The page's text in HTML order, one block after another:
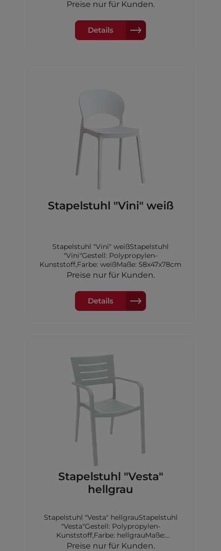
58x47x78cm
Preise nur für Kunden.
Details
Stapelstuhl "Vini" weiß
Stapelstuhl "Vini" weißStapelstuhl
"Vini"Gestell: Polypropylen-
Kunststoff,Farbe: weißMaße: 58x47x78cm
Preise nur für Kunden.
Details
Stapelstuhl "Vesta"
hellgrau
Stapelstuhl "Vesta" hellgrauStapelstuhl
"Vesta"Gestell: Polypropylen-
Kunststoff,Farbe: hellgrauMaße:
57x55x84cm
Preise nur für Kunden.